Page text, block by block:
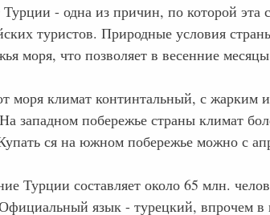
- одна из причин, по которой эта
туристов. Природные условия
моря, что позволяет в весенние
моря климат континтальный, с жарким
западном побережье страны климат
ся на южном побережье можно с
Турции составляет около 65 млн.
язык - турецкий, впрочем в